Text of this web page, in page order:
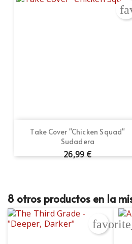
Crear lista de deseos
Take Cover "Chicken Squad"
Sudadera
26,99 €
8 otros productos en la